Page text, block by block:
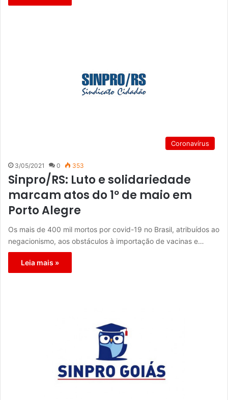
Coronavírus
3/05/2021 0 353
Sinpro/RS: Luto e solidariedade
marcam atos do 1º de maio em
Porto Alegre
Os mais de 400 mil mortos por covid-19 no Brasil, atribuídos ao
negacionismo, aos obstáculos à importação de vacinas e…
Leia mais »